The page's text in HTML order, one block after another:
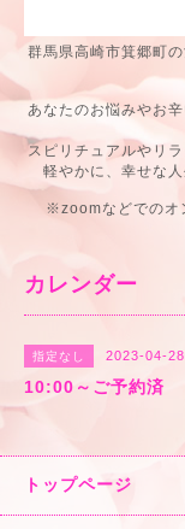
群馬県高崎市箕郷町
あなたのお悩みやお
スピリチュアルやリ
軽やかに、幸せな
※zoomなどでのオ
カレンダー
指定なし 2023-04-
10:00～ご予約済
トップページ